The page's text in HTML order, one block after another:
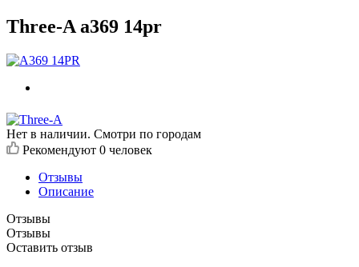
Three-A a369 14pr
Нет в наличии. Смотри по городам
Рекомендуют 0 человек
Отзывы
Описание
Отзывы
Отзывы
Оставить отзыв